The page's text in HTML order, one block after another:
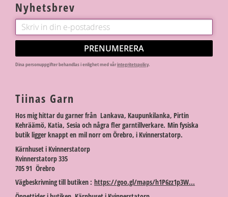
Nyhetsbrev
PRENUMERERA
Dina personuppgifter behandlas i enlighet med vårintegritetspolicy.
Tiinas Garn
Hos mig hittar du garner från Lankava, Kaupunkilanka, Pirtin
Kehräämö, Katia, Sesia och några fler garntillverkare. Min fysiska
butik ligger knappt en mil norr om Örebro, i Kvinnerstatorp.
Kärnhuset i Kvinnerstatorp
Kvinnerstatorp 335
705 91 Örebro
Vägbeskrivning till butiken : https://goo.gl/maps/h1P6zz1p3W...